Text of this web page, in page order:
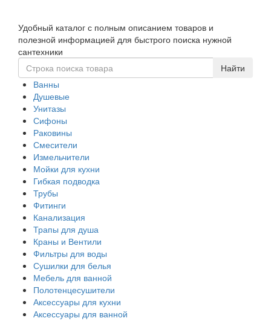
Удобный каталог с полным описанием товаров и
полезной информацией для быстрого поиска нужной
сантехники
Ванны
Душевые
Унитазы
Сифоны
Раковины
Смесители
Измельчители
Мойки для кухни
Гибкая подводка
Трубы
Фитинги
Канализация
Трапы для душа
Краны и Вентили
Фильтры для воды
Сушилки для белья
Мебель для ванной
Полотенцесушители
Аксессуары для кухни
Аксессуары для ванной